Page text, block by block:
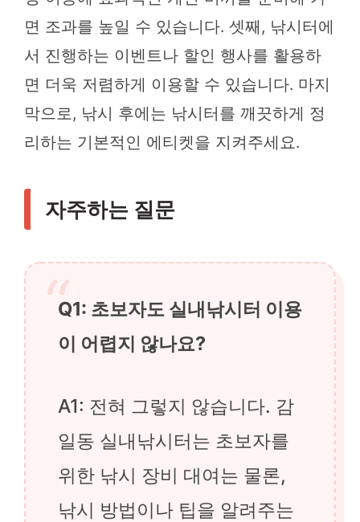
면 조과를 높일 수 있습니다. 셋째, 낚시터에
서 진행하는 이벤트나 할인 행사를 활용하
면 더욱 저렴하게 이용할 수 있습니다. 마지
막으로, 낚시 후에는 낚시터를 깨끗하게 정
리하는 기본적인 에티켓을 지켜주세요.
자주하는 질문
Q1: 초보자도 실내낚시터 이용
이 어렵지 않나요?
A1: 전혀 그렇지 않습니다. 감
일동 실내낚시터는 초보자를
위한 낚시 장비 대여는 물론,
낚시 방법이나 팁을 알려주는